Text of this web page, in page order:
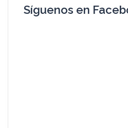
Síguenos en